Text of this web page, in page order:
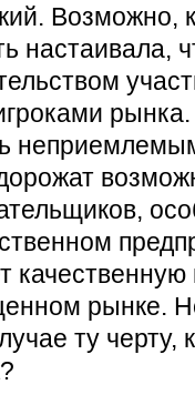
Возможно,
настаивала,
рынке.
ту черту,